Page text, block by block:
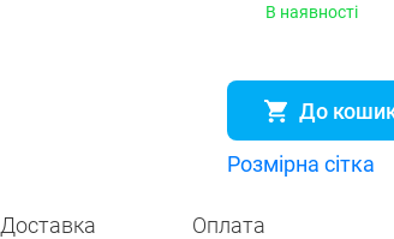
В наявності
До
Розмірна сітка
Доставка Оплата